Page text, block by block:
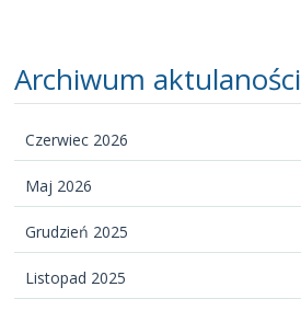
Archiwum aktulaności
Czerwiec 2026
Maj 2026
Grudzień 2025
Listopad 2025